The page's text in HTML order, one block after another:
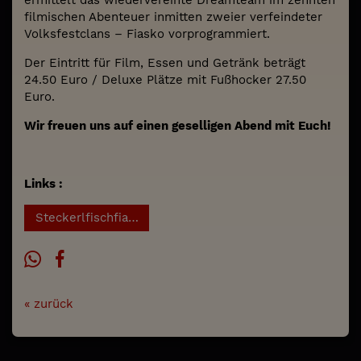
filmischen Abenteuer inmitten zweier verfeindeter
Volksfestclans – Fiasko vorprogrammiert.
Der Eintritt für Film, Essen und Getränk beträgt
24.50 Euro / Deluxe Plätze mit Fußhocker 27.50
Euro.
Wir freuen uns auf einen geselligen Abend mit Euch!
Links :
Steckerlfischfiasko - Event Premiere
« zurück